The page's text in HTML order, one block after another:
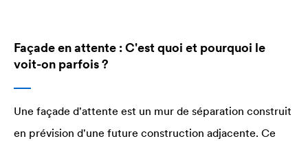
Façade en attente : C'est quoi et pourquoi le
voit-on parfois ?
Une façade d'attente est un mur de séparation construit
en prévision d'une future construction adjacente. Ce